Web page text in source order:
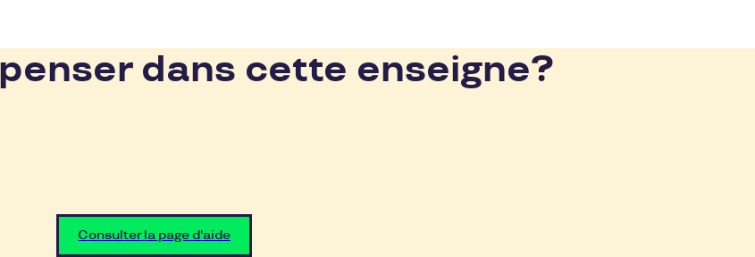
dans cette enseigne?
Consulter la page d'aide